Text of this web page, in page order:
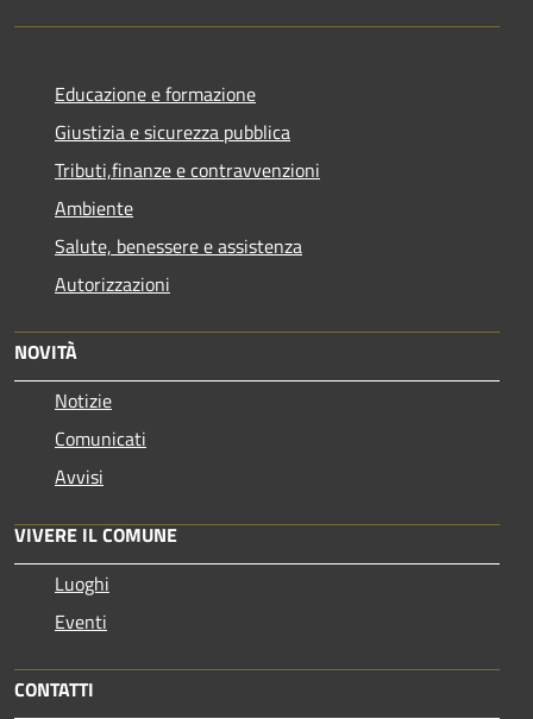
Educazione e formazione
Giustizia e sicurezza pubblica
Tributi,finanze e contravvenzioni
Ambiente
Salute, benessere e assistenza
Autorizzazioni
NOVITÀ
Notizie
Comunicati
Avvisi
VIVERE IL COMUNE
Luoghi
Eventi
CONTATTI